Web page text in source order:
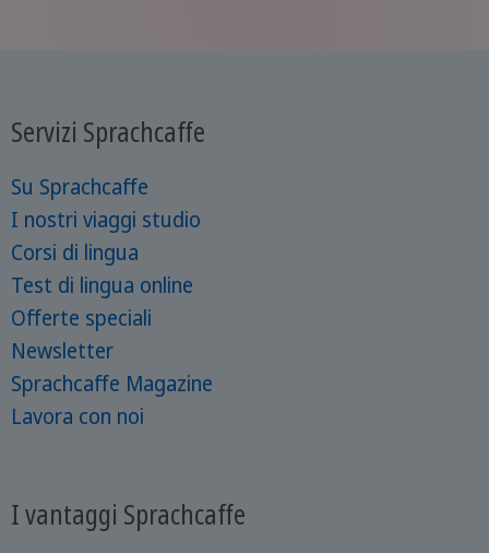
Servizi Sprachcaffe
Su Sprachcaffe
I nostri viaggi studio
Corsi di lingua
Test di lingua online
Offerte speciali
Newsletter
Sprachcaffe Magazine
Lavora con noi
I vantaggi Sprachcaffe